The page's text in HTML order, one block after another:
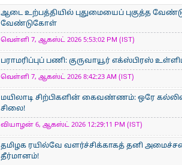
ஆடை உற்பத்தியில் புதுமையைப் புகுத்த
வேண்டுகோள்
வெள்ளி 7, ஆகஸ்ட் 2026 5:53:02 PM (IST)
பராமரிப்புப் பணி: குருவாயூர் எக்ஸ்பிரஸ்
வெள்ளி 7, ஆகஸ்ட் 2026 8:42:23 AM (IST)
மயிலாடி சிற்பிகளின் கைவண்ணம்: ஒரே
சிலை!
வியாழன் 6, ஆகஸ்ட் 2026 12:29:11 PM (IST)
தமிழக ரயில்வே வளர்ச்சிக்காகத் தனி
தீர்மானம்!